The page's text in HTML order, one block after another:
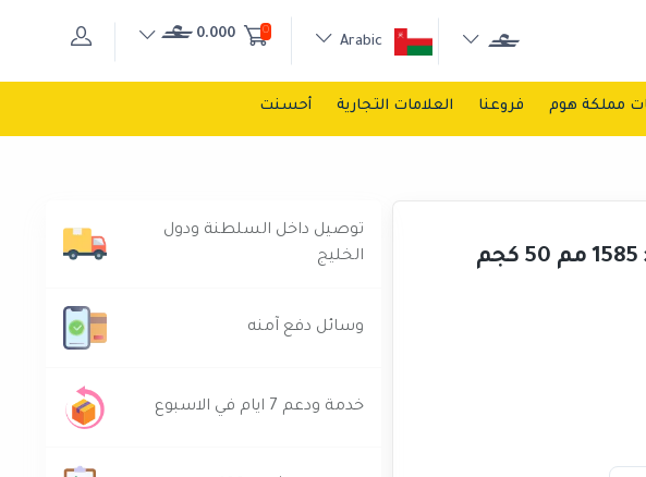
0
0.000
مملكة هوم فروعنا العلامات التجارية أحسنت
توصيل داخل السلطنة ودول
الخليج
وسائل دفع آمنه
خدمة ودعم 7 ايام في الاسبوع